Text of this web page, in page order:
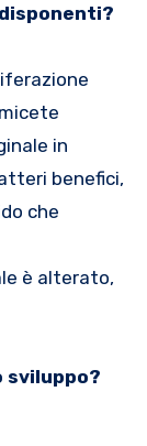
in
benefici,
che
è alterato,
sviluppo?